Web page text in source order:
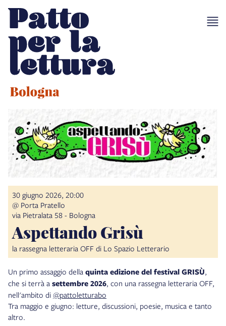
30 giugno 2026, 20:00
@ Porta Pratello
via Pietralata 58 - Bologna
Aspettando Grisù
la rassegna letteraria OFF di Lo Spazio Letterario
Un primo assaggio della quinta edizione del festival GRISÙ,
che si terrà a settembre 2026, con una rassegna letteraria OFF,
nell'ambito di @pattoletturabo
Tra maggio e giugno: letture, discussioni, poesie, musica e tanto
altro.